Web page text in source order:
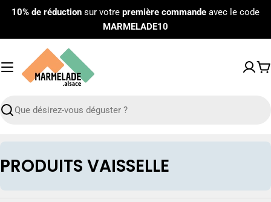
Passer10% de réduction sur votre première commande avec le code
MARMELADE10
Recherche
C
PRODUITS VAISSELLE